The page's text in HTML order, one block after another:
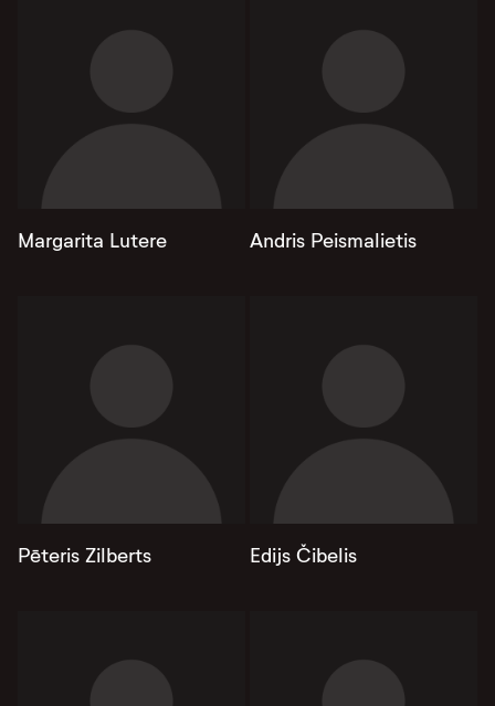
Margarita Lutere Andris Peismalietis
Pēteris Zilberts Edijs Čibelis